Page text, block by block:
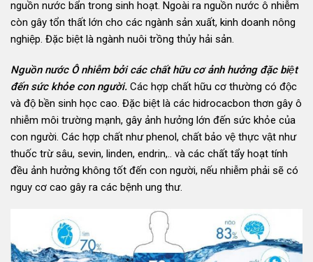
nguồn nước bẩn trong sinh hoạt. Ngoài ra nguồn nước ô nhiễm
còn gây tổn thất lớn cho các ngành sản xuất, kinh doanh nông
nghiệp. Đặc biệt là ngành nuôi trồng thủy hải sản.
Nguồn nước Ô nhiễm bởi các chất hữu cơ ảnh hưởng đặc biệt
đến sức khỏe con người. Các hợp chất hữu cơ thường có độc
và độ bền sinh học cao. Đặc biệt là các hidrocacbon thơn gây ô
nhiễm môi trường mạnh, gây ảnh hưởng lớn đến sức khỏe của
con người. Các hợp chất như phenol, chất bảo vệ thực vật như
thuốc trừ sâu, sevin, linden, endrin,.. và các chất tẩy hoạt tính
đều ảnh hưởng không tốt đến con người, nếu nhiễm phải sẽ có
nguy cơ cao gây ra các bệnh ung thư.